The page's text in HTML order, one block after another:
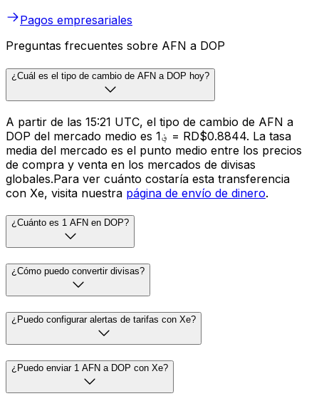
Pagos empresariales
Preguntas frecuentes sobre AFN a DOP
¿Cuál es el tipo de cambio de AFN a DOP hoy?
A partir de las 15:21 UTC, el tipo de cambio de AFN a
DOP del mercado medio es ؋1 = RD$0.8844. La tasa
media del mercado es el punto medio entre los precios
de compra y venta en los mercados de divisas
globales.Para ver cuánto costaría esta transferencia
con Xe, visita nuestra página de envío de dinero.
¿Cuánto es 1 AFN en DOP?
¿Cómo puedo convertir divisas?
¿Puedo configurar alertas de tarifas con Xe?
¿Puedo enviar 1 AFN a DOP con Xe?